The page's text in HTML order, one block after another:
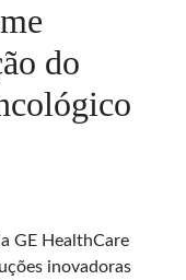
do
GE HealthCare
inovadoras